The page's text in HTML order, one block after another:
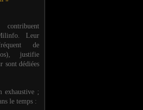
Leur
de
justifie
sont dédiées
exhaustive ;
le temps :